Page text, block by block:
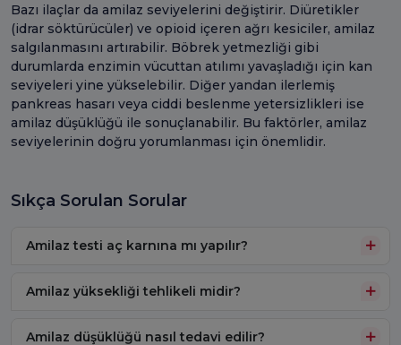
Bazı ilaçlar da amilaz seviyelerini değiştirir. Diüretikler
(idrar söktürücüler) ve opioid içeren ağrı kesiciler, amilaz
salgılanmasını artırabilir. Böbrek yetmezliği gibi
durumlarda enzimin vücuttan atılımı yavaşladığı için kan
seviyeleri yine yükselebilir. Diğer yandan ilerlemiş
pankreas hasarı veya ciddi beslenme yetersizlikleri ise
amilaz düşüklüğü ile sonuçlanabilir. Bu faktörler, amilaz
seviyelerinin doğru yorumlanması için önemlidir.
Sıkça Sorulan Sorular
Amilaz testi aç karnına mı yapılır?
Amilaz yüksekliği tehlikeli midir?
Amilaz düşüklüğü nasıl tedavi edilir?